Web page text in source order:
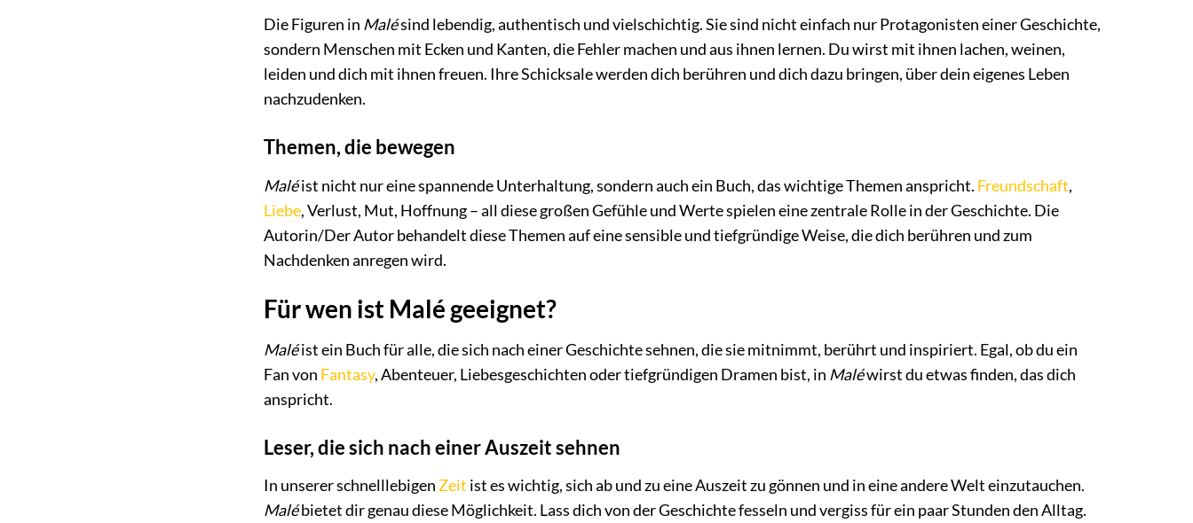
Die Figuren in Malésind lebendig, authentisch und vielschichtig. Sie sind nicht einfach nur Protagonisten einer Geschichte,
sondern Menschen mit Ecken und Kanten, die Fehler machen und aus ihnen lernen. Du wirst mit ihnen lachen, weinen,
leiden und dich mit ihnen freuen. Ihre Schicksale werden dich berühren und dich dazu bringen, über dein eigenes Leben
nachzudenken.
Themen, die bewegen
Maléist nicht nur eine spannende Unterhaltung, sondern auch ein Buch, das wichtige Themen anspricht. Freundschaft,
Liebe, Verlust, Mut, Hoffnung – all diese großen Gefühle und Werte spielen eine zentrale Rolle in der Geschichte. Die
Autorin/Der Autor behandelt diese Themen auf eine sensible und tiefgründige Weise, die dich berühren und zum
Nachdenken anregen wird.
Für wen ist Malé geeignet?
Maléist ein Buch für alle, die sich nach einer Geschichte sehnen, die sie mitnimmt, berührt und inspiriert. Egal, ob du ein
Fan von Fantasy, Abenteuer, Liebesgeschichten oder tiefgründigen Dramen bist, in Maléwirst du etwas finden, das dich
anspricht.
Leser, die sich nach einer Auszeit sehnen
In unserer schnelllebigen Zeit ist es wichtig, sich ab und zu eine Auszeit zu gönnen und in eine andere Welt einzutauchen.
Malébietet dir genau diese Möglichkeit. Lass dich von der Geschichte fesseln und vergiss für ein paar Stunden den Alltag.